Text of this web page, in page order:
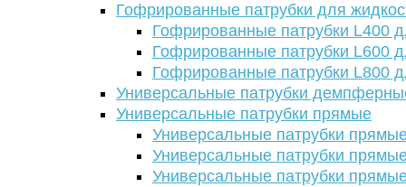
Гофрированные патрубки для
Гофрированные патрубки L400
Гофрированные патрубки L600
Гофрированные патрубки L800
Универсальные патрубки
Универсальные патрубки прямые
Универсальные патрубки
Универсальные патрубки
Универсальные патрубки